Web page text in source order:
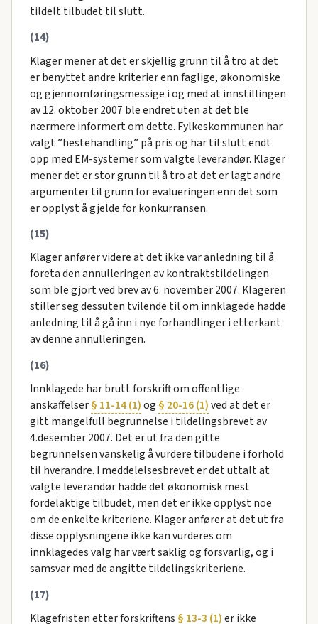
tildelt tilbudet til slutt.
(14)
Klager mener at det er skjellig grunn til å tro at det
er benyttet andre kriterier enn faglige, økonomiske
og gjennomføringsmessige i og med at innstillingen
av 12. oktober 2007 ble endret uten at det ble
nærmere informert om dette. Fylkeskommunen har
valgt ”hestehandling” på pris og har til slutt endt
opp med EM-systemer som valgte leverandør. Klager
mener det er stor grunn til å tro at det er lagt andre
argumenter til grunn for evalueringen enn det som
er opplyst å gjelde for konkurransen.
(15)
Klager anfører videre at det ikke var anledning til å
foreta den annulleringen av kontraktstildelingen
som ble gjort ved brev av 6. november 2007. Klageren
stiller seg dessuten tvilende til om innklagede hadde
anledning til å gå inn i nye forhandlinger i etterkant
av denne annulleringen.
(16)
Innklagede har brutt forskrift om offentlige
anskaffelser§ 11-14 (1)og § 20-16 (1)ved at det er
gitt mangelfull begrunnelse i tildelingsbrevet av
4.desember 2007. Det er ut fra den gitte
begrunnelsen vanskelig å vurdere tilbudene i forhold
til hverandre. I meddelelsesbrevet er det uttalt at
valgte leverandør hadde det økonomisk mest
fordelaktige tilbudet, men det er ikke opplyst noe
om de enkelte kriteriene. Klager anfører at det ut fra
disse opplysningene ikke kan vurderes om
innklagedes valg har vært saklig og forsvarlig, og i
samsvar med de angitte tildelingskriteriene.
(17)
Klagefristen etter forskriftens § 13-3 (1)er ikke